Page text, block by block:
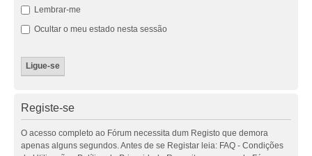
Lembrar-me
Ocultar o meu estado nesta sessão
Registe-se
O acesso completo ao Fórum necessita dum Registo que demora
apenas alguns segundos. Antes de se Registar leia: FAQ - Condições